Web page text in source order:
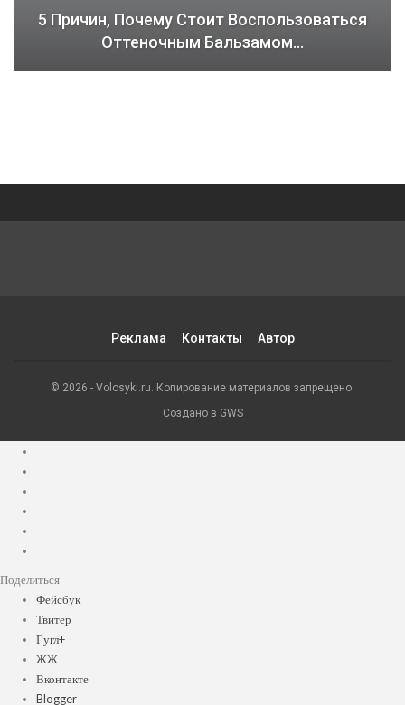
5 Причин, Почему Стоит Воспользоваться
Оттеночным Бальзамом…
Реклама Контакты Автор
© 2026 - Volosyki.ru. Копирование материалов запрещено.
Создано в GWS
Поделиться
Фейсбук
Твитер
Гугл+
ЖЖ
Вконтакте
Blogger